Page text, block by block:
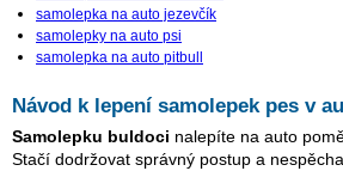
samolepka na auto jezevčík
samolepky na auto psi
samolepka na auto pitbull
Návod k lepení samolepek pes v
Samolepku buldoci nalepíte na auto
Stačí dodržovat správný postup a